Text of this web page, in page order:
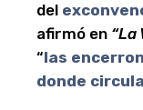
del
afirmó en “La
“las
donde